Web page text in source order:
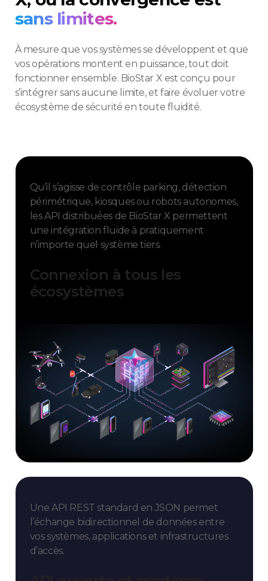
sans limites.
À mesure que vos systèmes se développent et que
vos opérations montent en puissance, tout doit
fonctionner ensemble. BioStar X est conçu pour
s’intégrer sans aucune limite, et faire évoluer votre
écosystème de sécurité en toute fluidité.
Qu’il s’agisse de contrôle parking, détection
périmétrique, kiosques ou robots autonomes,
les API distribuées de BioStar X permettent
une intégration fluide à pratiquement
n’importe quel système tiers.
Connexion à tous les
écosystèmes
Une API REST standard en JSON permet
l’échange bidirectionnel de données entre
vos systèmes, applications et infrastructures
d’accès.